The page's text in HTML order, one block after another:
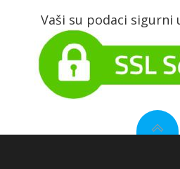
Vaši su podaci sigurni